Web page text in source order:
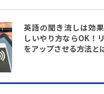
英語の聞き流しは効
しいやり方ならOK！
をアップさせる方法と